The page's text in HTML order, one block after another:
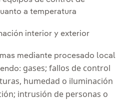
a temperatura
interior y exterior
mediante procesado local
gases; fallos de control
humedad o iluminación
intrusión de personas o